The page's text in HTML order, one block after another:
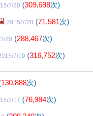
7/20 (309,698次)
2015/7/20 (71,581次)
20 (288,467次)
7/19 (316,752次)
130,888次)
7/17 (76,984次)